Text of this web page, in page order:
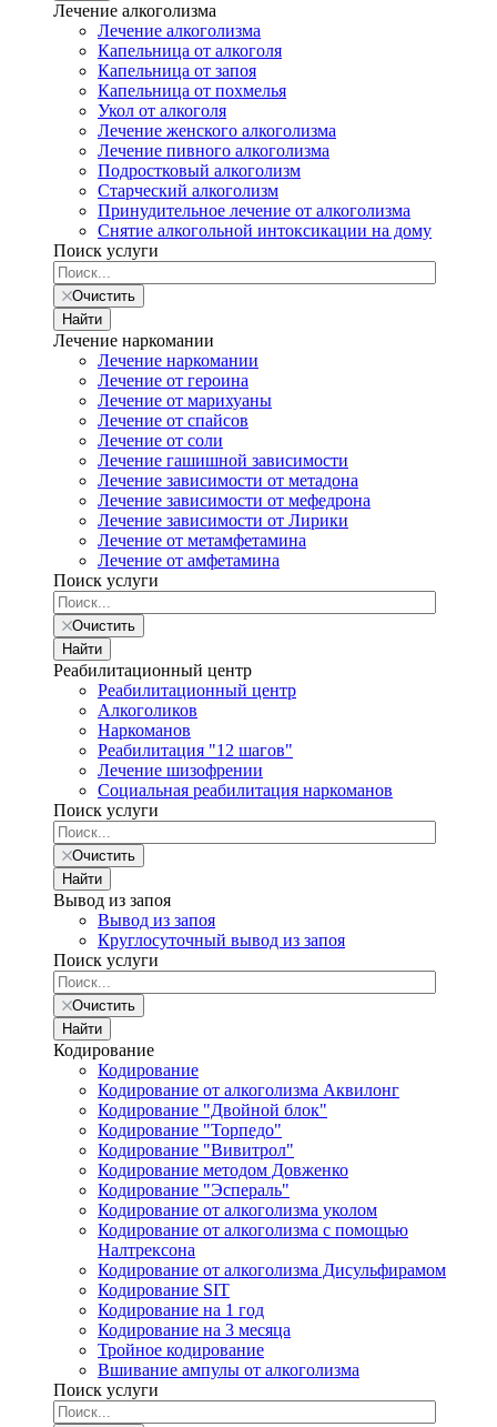
Лечение алкоголизма
Лечение алкоголизма
Капельница от алкоголя
Капельница от запоя
Капельница от похмелья
Укол от алкоголя
Лечение женского алкоголизма
Лечение пивного алкоголизма
Подростковый алкоголизм
Старческий алкоголизм
Принудительное лечение от алкоголизма
Снятие алкогольной интоксикации на дому
Поиск услуги
Очистить
Найти
Лечение наркомании
Лечение наркомании
Лечение от героина
Лечение от марихуаны
Лечение от спайсов
Лечение от соли
Лечение гашишной зависимости
Лечение зависимости от метадона
Лечение зависимости от мефедрона
Лечение зависимости от Лирики
Лечение от метамфетамина
Лечение от амфетамина
Поиск услуги
Очистить
Найти
Реабилитационный центр
Реабилитационный центр
Алкоголиков
Наркоманов
Реабилитация "12 шагов"
Лечение шизофрении
Социальная реабилитация наркоманов
Поиск услуги
Очистить
Найти
Вывод из запоя
Вывод из запоя
Круглосуточный вывод из запоя
Поиск услуги
Очистить
Найти
Кодирование
Кодирование
Кодирование от алкоголизма Аквилонг
Кодирование "Двойной блок"
Кодирование "Торпедо"
Кодирование "Вивитрол"
Кодирование методом Довженко
Кодирование "Эспераль"
Кодирование от алкоголизма уколом
Кодирование от алкоголизма с помощью
Налтрексона
Кодирование от алкоголизма Дисульфирамом
Кодирование SIT
Кодирование на 1 год
Кодирование на 3 месяца
Тройное кодирование
Вшивание ампулы от алкоголизма
Поиск услуги